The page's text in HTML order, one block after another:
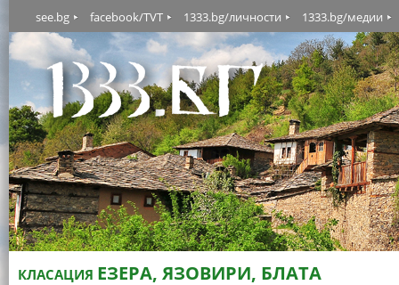
see.bg facebook/TVT 1333.bg/личности 1333.bg/медии
КЛАСАЦИЯ ЕЗЕРА, ЯЗОВИРИ, БЛАТА